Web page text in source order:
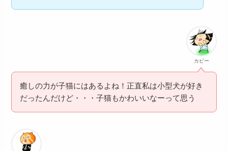
カピー
癒しの力が子猫にはあるよね！正直私は小型犬が好き
だったんだけど・・・子猫もかわいいなーって思う